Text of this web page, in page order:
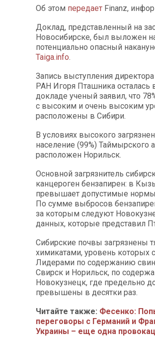
Об этом передает Finanz,
Доклад, представленный на
Новосибирске, был выложен
потенциально опасный
Taiga.info.
Запись выступления
РАН Игоря Пташника осталась
докладе ученый заявил, что
с высоким и очень высоким
расположены в Сибири.
В условиях высокого
население (99%) Таймырского
расположен Норильск.
Основной загрязнитель
канцероген бензапирен: в
превышает допустимые нормы
По сумме выбросов
за которым следуют
данных, которые представил
Сибирские почвы загрязнены
химикатами, уровень которых
Лидерами по содержанию
Свирск и Норильск, по
Новокузнецк, где предельно
превышены в десятки раз.
Читайте также: Фесенко:
переговоры с Германий и
Украины – еще одна